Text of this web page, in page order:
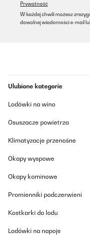
Prywatność
W każdej chwili możesz
dowolnej wiadomości e-mail
Ulubione kategorie
Lodówki na wino
Osuszacze powietrza
Klimatyzacje przenośne
Okapy wyspowe
Okapy kominowe
Promienniki podczerwieni
Kostkarki do lodu
Lodówki na napoje